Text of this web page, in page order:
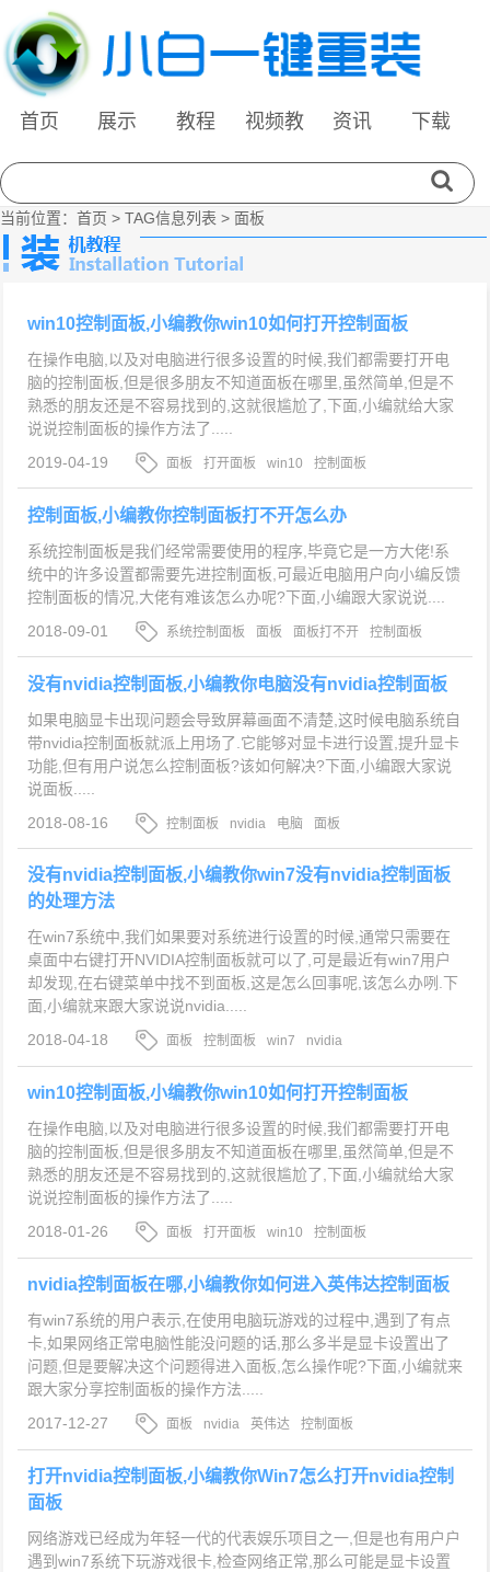
首页 展示 教程
视频教
资讯 下载
当前位置： 首页 > TAG信息列表 > 面板
win10控制面板,小编教你win10如何打开控制面板
在操作电脑,以及对电脑进行很多设置的时候,我们都需要打开电
脑的控制面板,但是很多朋友不知道面板在哪里,虽然简单,但是不
熟悉的朋友还是不容易找到的,这就很尴尬了,下面,小编就给大家
说说控制面板的操作方法了.....
2019-04-19
面板 打开面板 win10 控制面板
控制面板,小编教你控制面板打不开怎么办
系统控制面板是我们经常需要使用的程序,毕竟它是一方大佬!系
统中的许多设置都需要先进控制面板,可最近电脑用户向小编反馈
控制面板的情况,大佬有难该怎么办呢?下面,小编跟大家说说....
2018-09-01
系统控制面板 面板 面板打不开 控制面板
没有nvidia控制面板,小编教你电脑没有nvidia控制面板
如果电脑显卡出现问题会导致屏幕画面不清楚,这时候电脑系统自
带nvidia控制面板就派上用场了.它能够对显卡进行设置,提升显卡
功能,但有用户说怎么控制面板?该如何解决?下面,小编跟大家说
说面板.....
2018-08-16
控制面板 nvidia 电脑 面板
没有nvidia控制面板,小编教你win7没有nvidia控制面板
的处理方法
在win7系统中,我们如果要对系统进行设置的时候,通常只需要在
桌面中右键打开NVIDIA控制面板就可以了,可是最近有win7用户
却发现,在右键菜单中找不到面板,这是怎么回事呢,该怎么办咧.下
面,小编就来跟大家说说nvidia.....
2018-04-18
面板 控制面板 win7 nvidia
win10控制面板,小编教你win10如何打开控制面板
在操作电脑,以及对电脑进行很多设置的时候,我们都需要打开电
脑的控制面板,但是很多朋友不知道面板在哪里,虽然简单,但是不
熟悉的朋友还是不容易找到的,这就很尴尬了,下面,小编就给大家
说说控制面板的操作方法了.....
2018-01-26
面板 打开面板 win10 控制面板
nvidia控制面板在哪,小编教你如何进入英伟达控制面板
有win7系统的用户表示,在使用电脑玩游戏的过程中,遇到了有点
卡,如果网络正常电脑性能没问题的话,那么多半是显卡设置出了
问题,但是要解决这个问题得进入面板,怎么操作呢?下面,小编就来
跟大家分享控制面板的操作方法.....
2017-12-27
面板 nvidia 英伟达 控制面板
打开nvidia控制面板,小编教你Win7怎么打开nvidia控制
面板
网络游戏已经成为年轻一代的代表娱乐项目之一,但是也有用户户
遇到win7系统下玩游戏很卡,检查网络正常,那么可能是显卡设置